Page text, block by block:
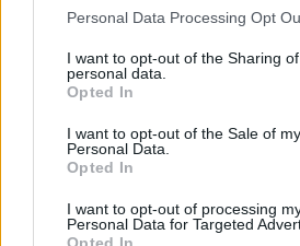
Personal Data Processing Opt
I want to opt-out of the Sharing
personal data.
Opted In
I want to opt-out of the Sale of my
Personal Data.
Opted In
I want to opt-out of processing
Personal Data for Targeted
Esim for Global
Esim for USA Esim for Italy
for Turkey|Esim for Germany|